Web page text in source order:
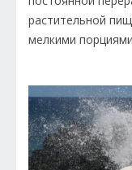
растительной
мелкими